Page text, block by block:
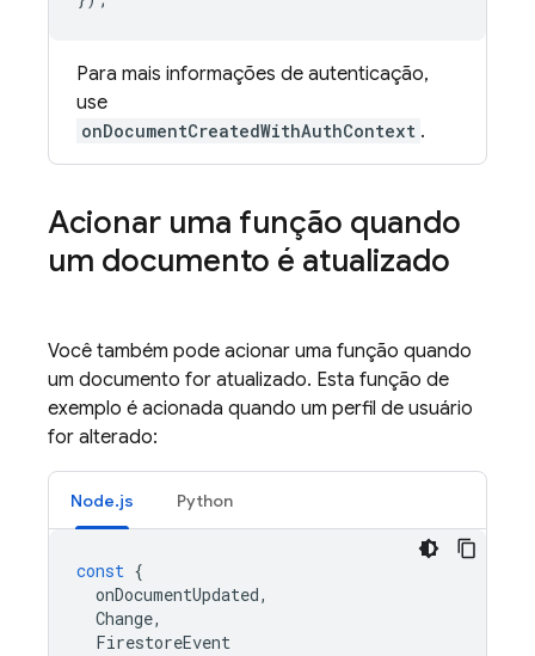
Para mais informações de autenticação,
use
onDocumentCreatedWithAuthContext .
Acionar uma função quando
um documento é atualizado
Você também pode acionar uma função quando
um documento for atualizado. Esta função de
exemplo é acionada quando um perfil de usuário
for alterado:
Node.js Python
const {
onDocumentUpdated,
Change,
FirestoreEvent